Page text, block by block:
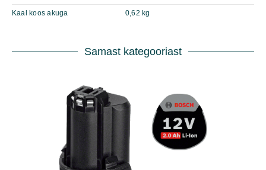
Kaal koos akuga 0,62 kg
Samast kategooriast